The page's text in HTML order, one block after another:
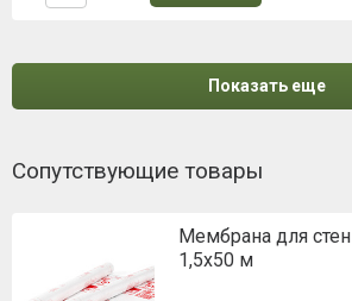
Показать еще
Сопутствующие товары
Мембрана для
1,5х50 м